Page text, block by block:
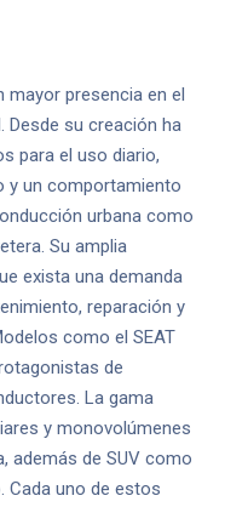
mayor presencia en el
Desde su creación ha
para el uso diario,
y un comportamiento
urbana como
Su amplia
exista una demanda
reparación y
como el SEAT
de
La gama
y monovolúmenes
además de SUV como
Cada uno de estos